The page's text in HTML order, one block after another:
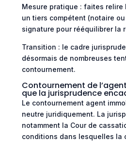
Mesure pratique : faites relire
un tiers compétent (notaire
signature pour rééquilibrer la
Transition : le cadre
désormais de nombreuses
contournement.
Contournement de
que la jurisprudence
Le contournement agent
neutre juridiquement. La
notamment la Cour de
conditions dans lesquelles la